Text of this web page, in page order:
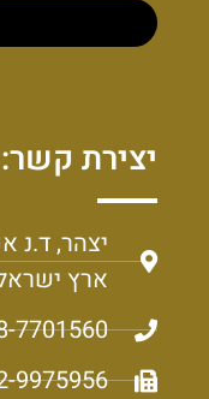
יצירת קשר:
ארץ
7701560
9975956